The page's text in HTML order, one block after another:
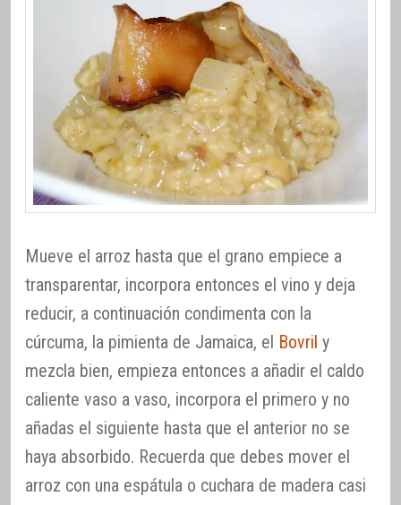
Mueve el arroz hasta que el grano empiece a
transparentar, incorpora entonces el vino y deja
reducir, a continuación condimenta con la
cúrcuma, la pimienta de Jamaica, el Bovril y
mezcla bien, empieza entonces a añadir el caldo
caliente vaso a vaso, incorpora el primero y no
añadas el siguiente hasta que el anterior no se
haya absorbido. Recuerda que debes mover el
arroz con una espátula o cuchara de madera casi